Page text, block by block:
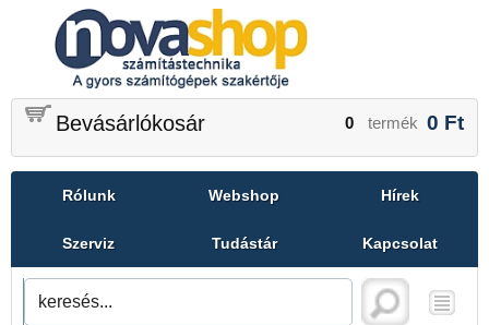
Bevásárlókosár 0 termék 0 Ft
Rólunk Webshop Hírek
Szerviz Tudástár Kapcsolat